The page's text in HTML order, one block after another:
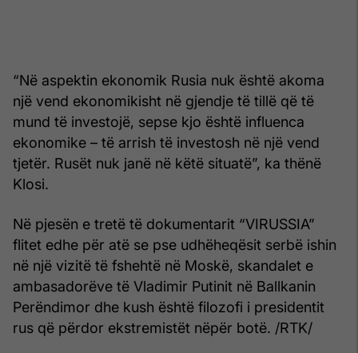
“Në aspektin ekonomik Rusia nuk është akoma
një vend ekonomikisht në gjendje të tillë që të
mund të investojë, sepse kjo është influenca
ekonomike – të arrish të investosh në një vend
tjetër. Rusët nuk janë në këtë situatë”, ka thënë
Klosi.
Në pjesën e tretë të dokumentarit “VIRUSSIA”
flitet edhe për atë se pse udhëheqësit serbë ishin
në një vizitë të fshehtë në Moskë, skandalet e
ambasadorëve të Vladimir Putinit në Ballkanin
Perëndimor dhe kush është filozofi i presidentit
rus që përdor ekstremistët nëpër botë. /RTK/